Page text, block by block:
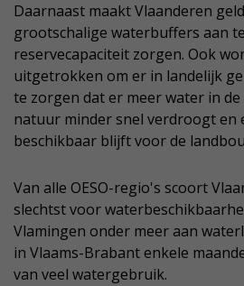
Daarnaast maakt Vlaanderen
grootschalige waterbuffers aan
reservecapaciteit zorgen. Ook
uitgetrokken om er in landelijk
te zorgen dat er meer water in
natuur minder snel verdroogt en
beschikbaar blijft voor de
Van alle OESO-regio's scoort
slechtst voor
Vlamingen onder meer aan
in Vlaams-Brabant enkele
van veel watergebruik.